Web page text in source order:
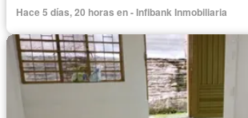
Hace 5 días, 20 horas en - Infibank Inmobiliaria